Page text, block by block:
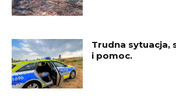
Trudna sytuacja,
i pomoc.